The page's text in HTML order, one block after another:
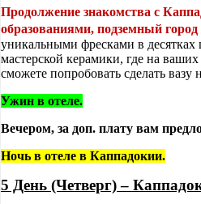
Продолжение знакомства с
образованиями, подземный
уникальными фресками в
мастерской керамики, где на
сможете попробовать сделать вазу
Ужин в отеле.
Вечером, за доп. плату вам
Ночь в отеле в Каппадокии.
5 День (Четверг) –